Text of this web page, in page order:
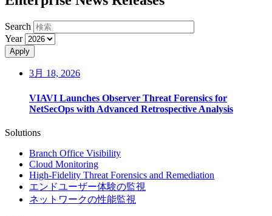
Search
Year
Apply
3月 18, 2026
VIAVI Launches Observer Threat Forensics for
NetSecOps with Advanced Retrospective Analysis
Solutions
Branch Office Visibility
Cloud Monitoring
High-Fidelity Threat Forensics and Remediation
エンドユーザー体験の監視
ネットワークの性能監視